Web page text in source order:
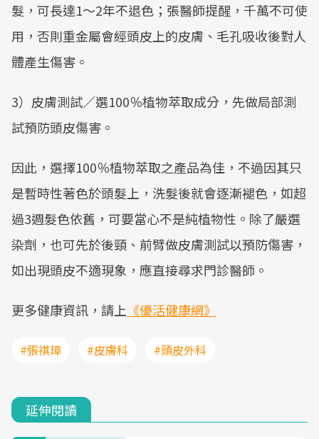
髮，可長達1～2年不退色；張醫師提醒，千萬不可使
用，否則重金屬會經頭皮上的皮膚、毛孔吸收後對人
體產生傷害。
3）皮膚測試／選100％植物萃取成分，先做局部測
試預防頭皮傷害。
因此，選擇100％植物萃取之產品為佳，不過因其只
是暫時性著色於頭髮上，洗髮後就會逐漸褪色，如超
過3週髮色依舊，可要當心不是純植物性。除了嚴選
染劑，也可先於後頸、前臂做皮膚測試以預防傷害，
如出現頭皮不適現象，應直接尋求門診醫師。
更多健康資訊，請上 《優活健康網》
#張祺璋 #皮膚科 #頭皮外科
延伸閱讀